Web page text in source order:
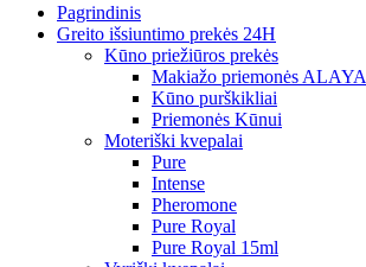
Pagrindinis
Greito išsiuntimo prekės 24H
Kūno priežiūros prekės
Makiažo priemonės ALAYA
Kūno purškikliai
Priemonės Kūnui
Moteriški kvepalai
Pure
Intense
Pheromone
Pure Royal
Pure Royal 15ml